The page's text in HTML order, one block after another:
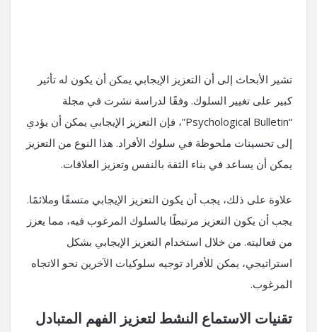
تشير الأبحاث إلى أن التعزيز الإيجابي يمكن أن يكون له تأثير
كبير على تغيير السلوك. وفقًا لدراسة نشرت في مجلة
“Psychological Bulletin”، فإن التعزيز الإيجابي يمكن أن يؤدي
إلى تحسينات ملحوظة في سلوك الأفراد. هذا النوع من التعزيز
يمكن أن يساعد في بناء الثقة بالنفس وتعزيز العلاقات.
علاوة على ذلك، يجب أن يكون التعزيز الإيجابي متسقًا وملائمًا.
يجب أن يكون التعزيز مرتبطًا بالسلوك المرغوب فيه، مما يعزز
من فعاليته. من خلال استخدام التعزيز الإيجابي بشكل
استراتيجي، يمكن للأفراد توجيه سلوكيات الآخرين نحو الاتجاه
المرغوب.
تقنيات الاستماع النشط لتعزيز الفهم المتبادل